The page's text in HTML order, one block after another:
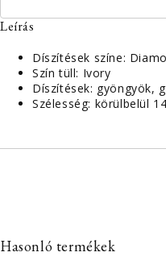
Leírás
Díszítések színe:
Színtüll: Ivory
Díszítések: gyöngyök,
Szélesség: körülbelül
Hasonló termékek